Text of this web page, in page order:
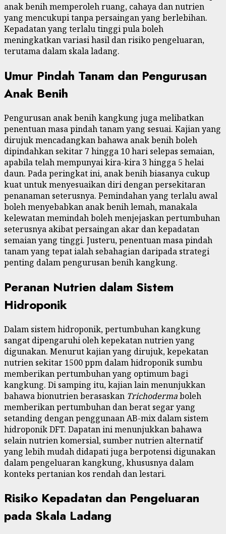
anak benih memperoleh ruang, cahaya dan nutrien
yang mencukupi tanpa persaingan yang berlebihan.
Kepadatan yang terlalu tinggi pula boleh
meningkatkan variasi hasil dan risiko pengeluaran,
terutama dalam skala ladang.
Umur Pindah Tanam dan Pengurusan
Anak Benih
Pengurusan anak benih kangkung juga melibatkan
penentuan masa pindah tanam yang sesuai. Kajian yang
dirujuk mencadangkan bahawa anak benih boleh
dipindahkan sekitar 7 hingga 10 hari selepas semaian,
apabila telah mempunyai kira-kira 3 hingga 5 helai
daun. Pada peringkat ini, anak benih biasanya cukup
kuat untuk menyesuaikan diri dengan persekitaran
penanaman seterusnya. Pemindahan yang terlalu awal
boleh menyebabkan anak benih lemah, manakala
kelewatan memindah boleh menjejaskan pertumbuhan
seterusnya akibat persaingan akar dan kepadatan
semaian yang tinggi. Justeru, penentuan masa pindah
tanam yang tepat ialah sebahagian daripada strategi
penting dalam pengurusan benih kangkung.
Peranan Nutrien dalam Sistem
Hidroponik
Dalam sistem hidroponik, pertumbuhan kangkung
sangat dipengaruhi oleh kepekatan nutrien yang
digunakan. Menurut kajian yang dirujuk, kepekatan
nutrien sekitar 1500 ppm dalam hidroponik sumbu
memberikan pertumbuhan yang optimum bagi
kangkung. Di samping itu, kajian lain menunjukkan
bahawa bionutrien berasaskan Trichodermaboleh
memberikan pertumbuhan dan berat segar yang
setanding dengan penggunaan AB-mix dalam sistem
hidroponik DFT. Dapatan ini menunjukkan bahawa
selain nutrien komersial, sumber nutrien alternatif
yang lebih mudah didapati juga berpotensi digunakan
dalam pengeluaran kangkung, khususnya dalam
konteks pertanian kos rendah dan lestari.
Risiko Kepadatan dan Pengeluaran
pada Skala Ladang